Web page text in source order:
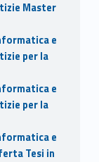
Master
e
per la
e
per la
e
Tesi in